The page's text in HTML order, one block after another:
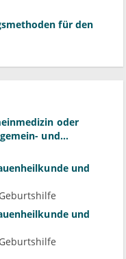
für den
oder
und
und
Medizin
und
und